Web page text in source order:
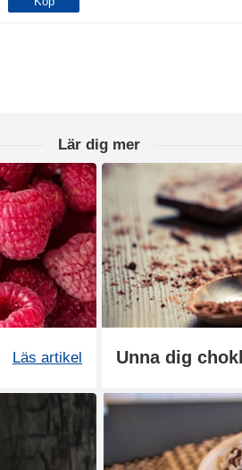
Lär dig mer
Läs artikel Unna dig